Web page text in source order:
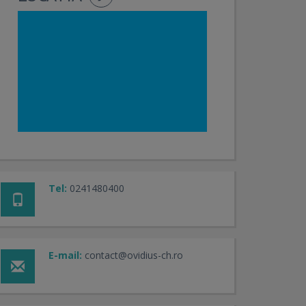
Tel: 0241480400
E-mail: contact@ovidius-ch.ro